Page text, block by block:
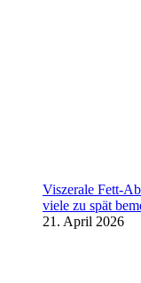
Viszerale Fett-
viele zu spät
21. April 2026